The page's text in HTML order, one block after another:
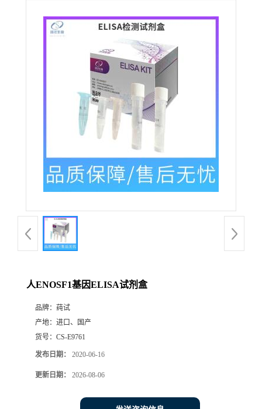
人ENOSF1基因ELISA试剂盒
品牌： 莼试
产地： 进口、国产
货号： CS-E9761
发布日期： 2020-06-16
更新日期： 2026-08-06